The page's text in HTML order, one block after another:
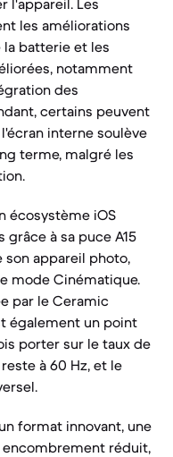
l'appareil. Les
les améliorations
batterie et les
notamment
des
certains peuvent
interne soulève
terme, malgré les
écosystème iOS
à sa puce A15
son appareil photo,
mode Cinématique.
par le Ceramic
également un point
porter sur le taux de
à 60 Hz, et le
format innovant, une
encombrement réduit,